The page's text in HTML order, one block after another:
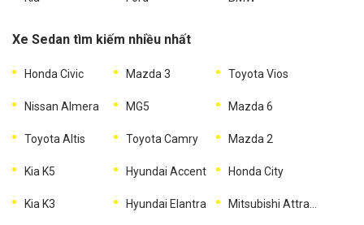
Xe Sedan tìm kiếm nhiều nhất
Honda Civic Mazda 3 Toyota Vios
Nissan Almera MG5 Mazda 6
Toyota Altis Toyota Camry Mazda 2
Kia K5 Hyundai Accent Honda City
Kia K3 Hyundai Elantra